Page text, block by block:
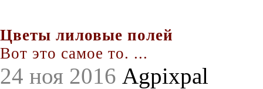
Цветы лиловые полей
Вот это самое то. ...
24 ноя 2016 Agpixpal